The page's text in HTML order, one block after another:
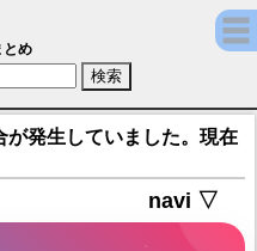
木島隆一)【ソードアー
とめ
発生していました。現在
navi ▽